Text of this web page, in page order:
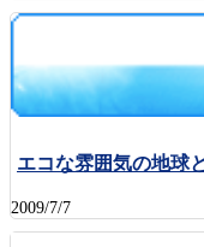
エコな雰囲気の地球
2009/7/7